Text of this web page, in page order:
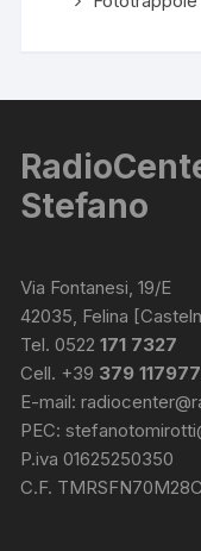
Stefano
Via Fontanesi, 19/E
42035, Felina
Tel. 0522171 7327
Cell. +39 379
E-mail:
PEC:
P.iva 01625250350
C.F.